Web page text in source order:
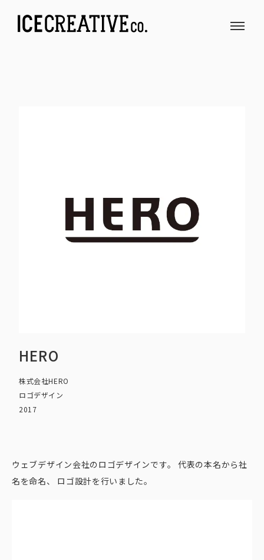
HERO
株式会社HERO
ロゴデザイン
2017
ウェブデザイン会社のロゴデザインです。 代表の本名から社
名を命名、 ロゴ設計を行いました。